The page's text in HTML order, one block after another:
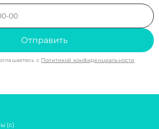
Отправить
с Политикой конфиденциальности
(с)